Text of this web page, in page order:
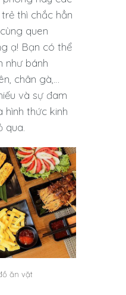
thì chắc hẳn
quen
ạ! Bạn có thể
như bánh
chân gà,…
và sự đam
hình thức kinh
qua.
ăn vặt